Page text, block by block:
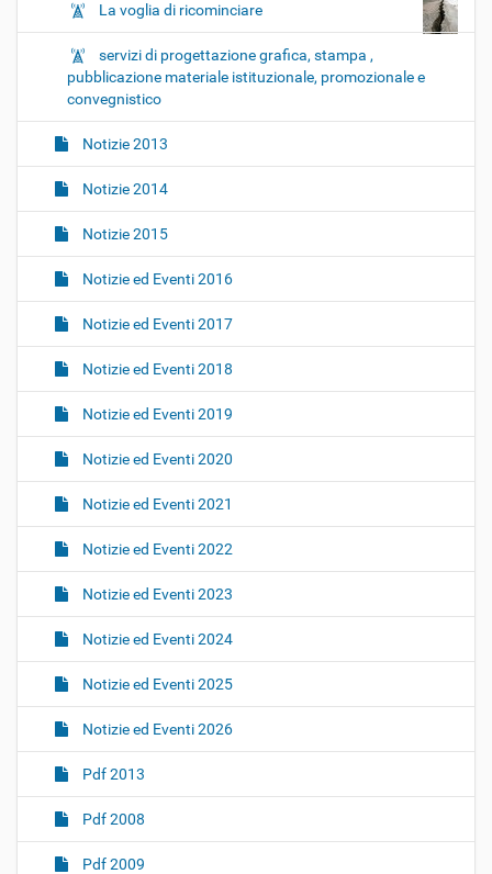
La voglia di ricominciare
servizi di progettazione grafica, stampa ,
pubblicazione materiale istituzionale, promozionale e
convegnistico
Notizie 2013
Notizie 2014
Notizie 2015
Notizie ed Eventi 2016
Notizie ed Eventi 2017
Notizie ed Eventi 2018
Notizie ed Eventi 2019
Notizie ed Eventi 2020
Notizie ed Eventi 2021
Notizie ed Eventi 2022
Notizie ed Eventi 2023
Notizie ed Eventi 2024
Notizie ed Eventi 2025
Notizie ed Eventi 2026
Pdf 2013
Pdf 2008
Pdf 2009